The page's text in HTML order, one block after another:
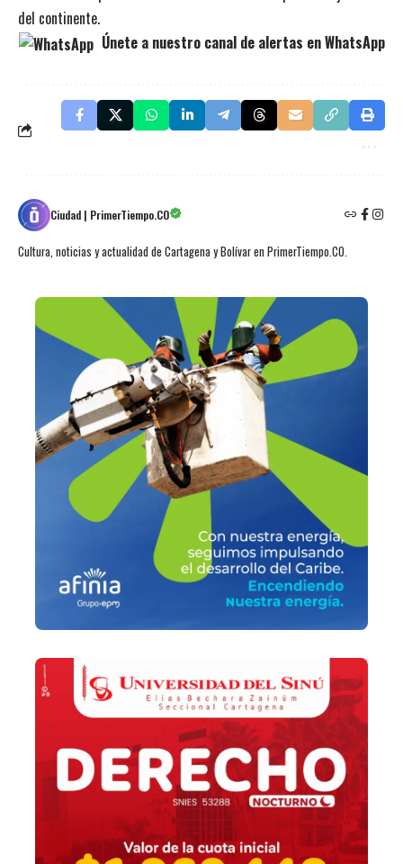
del continente.
Únete a nuestro canal de alertas en WhatsApp
Ciudad | PrimerTiempo.CO
Cultura, noticias y actualidad de Cartagena y Bolívar en PrimerTiempo.CO.